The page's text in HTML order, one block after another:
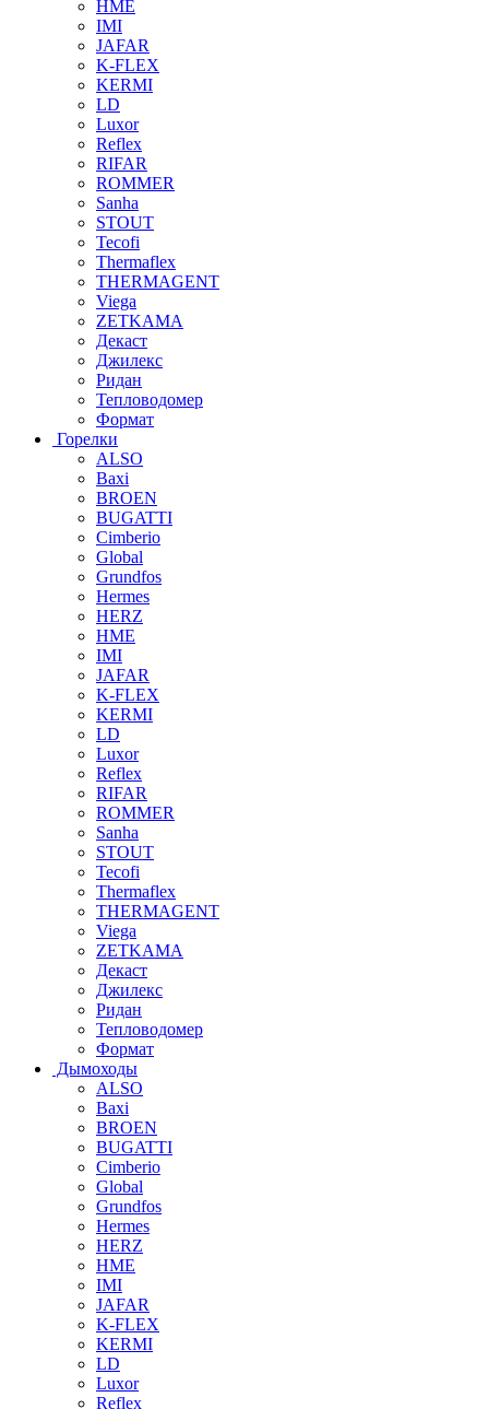
HME
IMI
JAFAR
K-FLEX
KERMI
LD
Luxor
Reflex
RIFAR
ROMMER
Sanha
STOUT
Tecofi
Thermaflex
THERMAGENT
Viega
ZETKAMA
Декаст
Джилекс
Ридан
Тепловодомер
Формат
Горелки
ALSO
Baxi
BROEN
BUGATTI
Cimberio
Global
Grundfos
Hermes
HERZ
HME
IMI
JAFAR
K-FLEX
KERMI
LD
Luxor
Reflex
RIFAR
ROMMER
Sanha
STOUT
Tecofi
Thermaflex
THERMAGENT
Viega
ZETKAMA
Декаст
Джилекс
Ридан
Тепловодомер
Формат
Дымоходы
ALSO
Baxi
BROEN
BUGATTI
Cimberio
Global
Grundfos
Hermes
HERZ
HME
IMI
JAFAR
K-FLEX
KERMI
LD
Luxor
Reflex